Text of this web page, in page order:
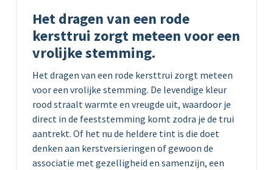
Het dragen van een rode
kersttrui zorgt meteen voor een
vrolijke stemming.
Het dragen van een rode kersttrui zorgt meteen
voor een vrolijke stemming. De levendige kleur
rood straalt warmte en vreugde uit, waardoor je
direct in de feeststemming komt zodra je de trui
aantrekt. Of het nu de heldere tint is die doet
denken aan kerstversieringen of gewoon de
associatie met gezelligheid en samenzijn, een